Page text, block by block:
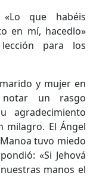
que habéis
en mí, hacedlo»
para los
y mujer en
notar un rasgo
agradecimiento
milagro. El Ángel
tuvo miedo
«Si Jehová
manos el